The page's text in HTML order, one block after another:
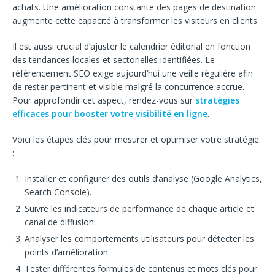
achats. Une amélioration constante des pages de destination
augmente cette capacité à transformer les visiteurs en clients.
Il est aussi crucial d’ajuster le calendrier éditorial en fonction
des tendances locales et sectorielles identifiées. Le
référencement SEO exige aujourd’hui une veille régulière afin
de rester pertinent et visible malgré la concurrence accrue.
Pour approfondir cet aspect, rendez-vous sur stratégies
efficaces pour booster votre visibilité en ligne.
Voici les étapes clés pour mesurer et optimiser votre stratégie
:
Installer et configurer des outils d’analyse (Google Analytics,
Search Console).
Suivre les indicateurs de performance de chaque article et
canal de diffusion.
Analyser les comportements utilisateurs pour détecter les
points d’amélioration.
Tester différentes formules de contenus et mots clés pour